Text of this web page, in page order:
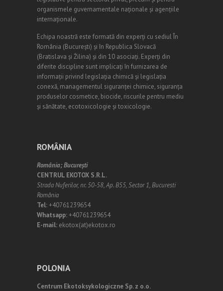
organismele guvernamentale naționale și agențiile
internaționale.
Echipa noastră este formată din experți cu sediul În
România (Bucureşti) și în Republica Slovacă
(Bratislava și Žilina) și din 10 asociați. Experți din
diferite discipline sunt implicați în furnizarea de
informații privind legislația chimică și legislația
conexă, managementul siguranței chimice, siguranța
produselor cosmetice, biocide, riscurile pentru mediu
și sănătate, ecotoxicologie și toxicologie.
ROMÂNIA
România;Bucureşti
CENTRUL EKOTOX S.R.L.
Strada Nuferilor, nr. 50-58, Ap. B55, Sector 1, Bucuresti
România
Tel:+40761239654
Whatsapp:+40761239654
E-mail: ekotox(at)ekotox.ro
POLONIA
Centrum Ekotoksykologiczne Sp. z o.o.